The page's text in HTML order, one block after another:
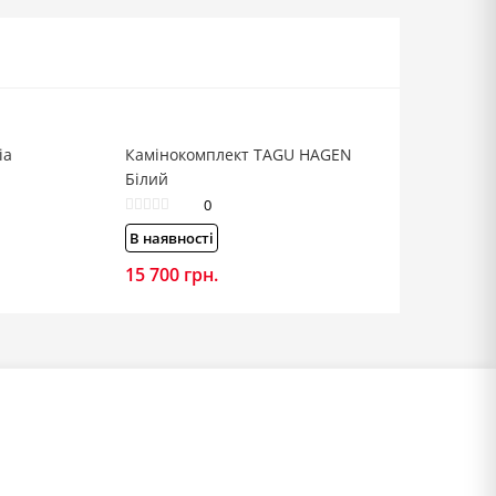
Камінокомплект TAGU HAGEN
Білий
0
В наявності
15 700 грн.